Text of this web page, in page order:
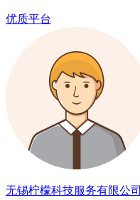
优质平台
无锡柠檬科技服务有限公司